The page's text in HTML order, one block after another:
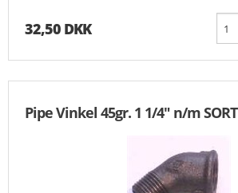
32,50 DKK
Pipe Vinkel 45gr. 1 1/4" n/m SORT